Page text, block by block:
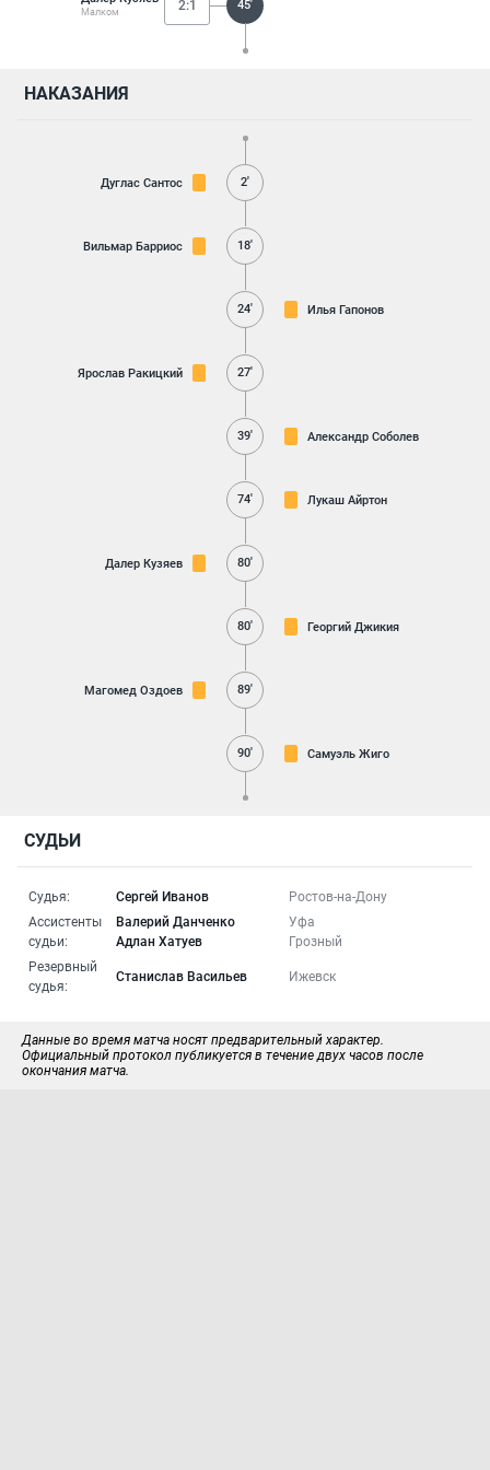
Малком 2:1 45'
НАКАЗАНИЯ
Дуглас Сантос 2'
Вильмар Барриос 18'
24' Илья Гапонов
Ярослав Ракицкий 27'
39' Александр Соболев
74' Лукаш Айртон
Далер Кузяев 80'
80' Георгий Джикия
Магомед Оздоев 89'
90' Самуэль Жиго
СУДЬИ
Судья: Сергей Иванов
Ростов-на-Дону
Ассистенты
судьи:
Валерий Данченко
Уфа
Адлан Хатуев
Грозный
Резервный
судья:
Станислав Васильев Ижевск
Данные во время матча носят предварительный характер.
Официальный протокол публикуется в течение двух часов после
окончания матча.